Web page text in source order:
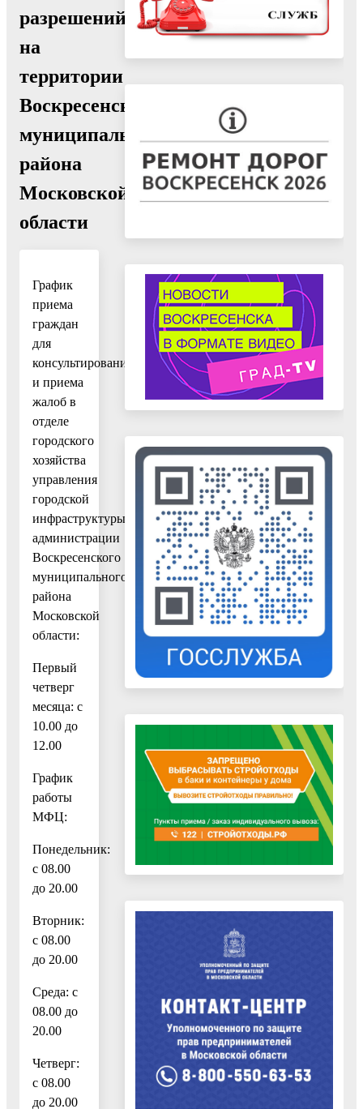
разрешений
на
территории
Воскресенского
муниципального
района
Московской
области
График
приема
граждан
для
консультирования
и приема
жалоб в
отделе
городского
хозяйства
управления
городской
инфраструктуры
администрации
Воскресенского
муниципального
района
Московской
области:
Первый
четверг
месяца: с
10.00 до
12.00
График
работы
МФЦ:
Понедельник:
с 08.00
до 20.00
Вторник:
с 08.00
до 20.00
Среда: с
08.00 до
20.00
Четверг:
с 08.00
до 20.00